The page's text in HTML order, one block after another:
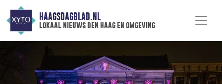
HAAGSDAGBLAD.NL
lokaal nieuws den haag en omgeving